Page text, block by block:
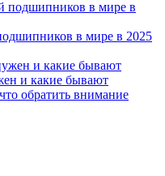
в мире в 2025
и какие бывают
обратить внимание